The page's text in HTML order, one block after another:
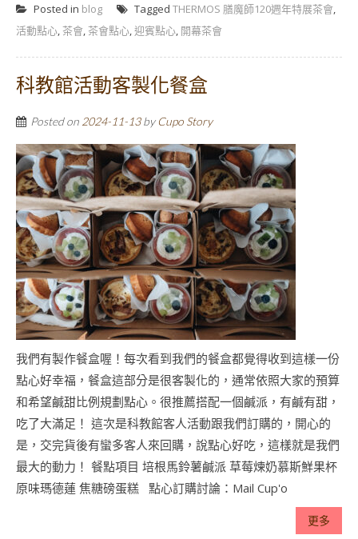
Posted in blog Tagged THERMOS 膳魔師120週年特展茶會,
活動點心,茶會,茶會點心,迎賓點心, 開幕茶會
科教館活動客製化餐盒
Posted on 2024-11-13by Cupo Story
我們有製作餐盒喔！每次看到我們的餐盒都覺得收到這樣一份
點心好幸福，餐盒這部分是很客製化的，通常依照大家的預算
和希望鹹甜比例規劃點心。很推薦搭配一個鹹派，有鹹有甜，
吃了大滿足！ 這次是科教館客人活動跟我們訂購的，開心的
是，交完貨後有蠻多客人來回購，說點心好吃，這樣就是我們
最大的動力！ 餐點項目 培根馬鈴薯鹹派 草莓煉奶慕斯鮮果杯
原味瑪德蓮 焦糖磅蛋糕 點心訂購討論：Mail Cup'o
更多